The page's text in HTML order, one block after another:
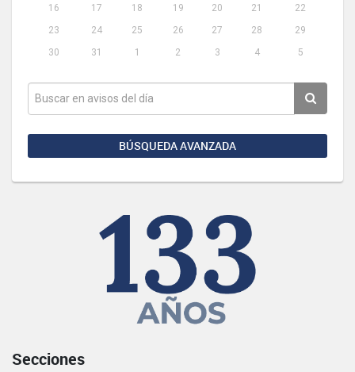
16
17 18 19 20 21
22
23
24 25 26 27 28
29
30
31 1 2 3 4 5
BÚSQUEDA AVANZADA
Secciones